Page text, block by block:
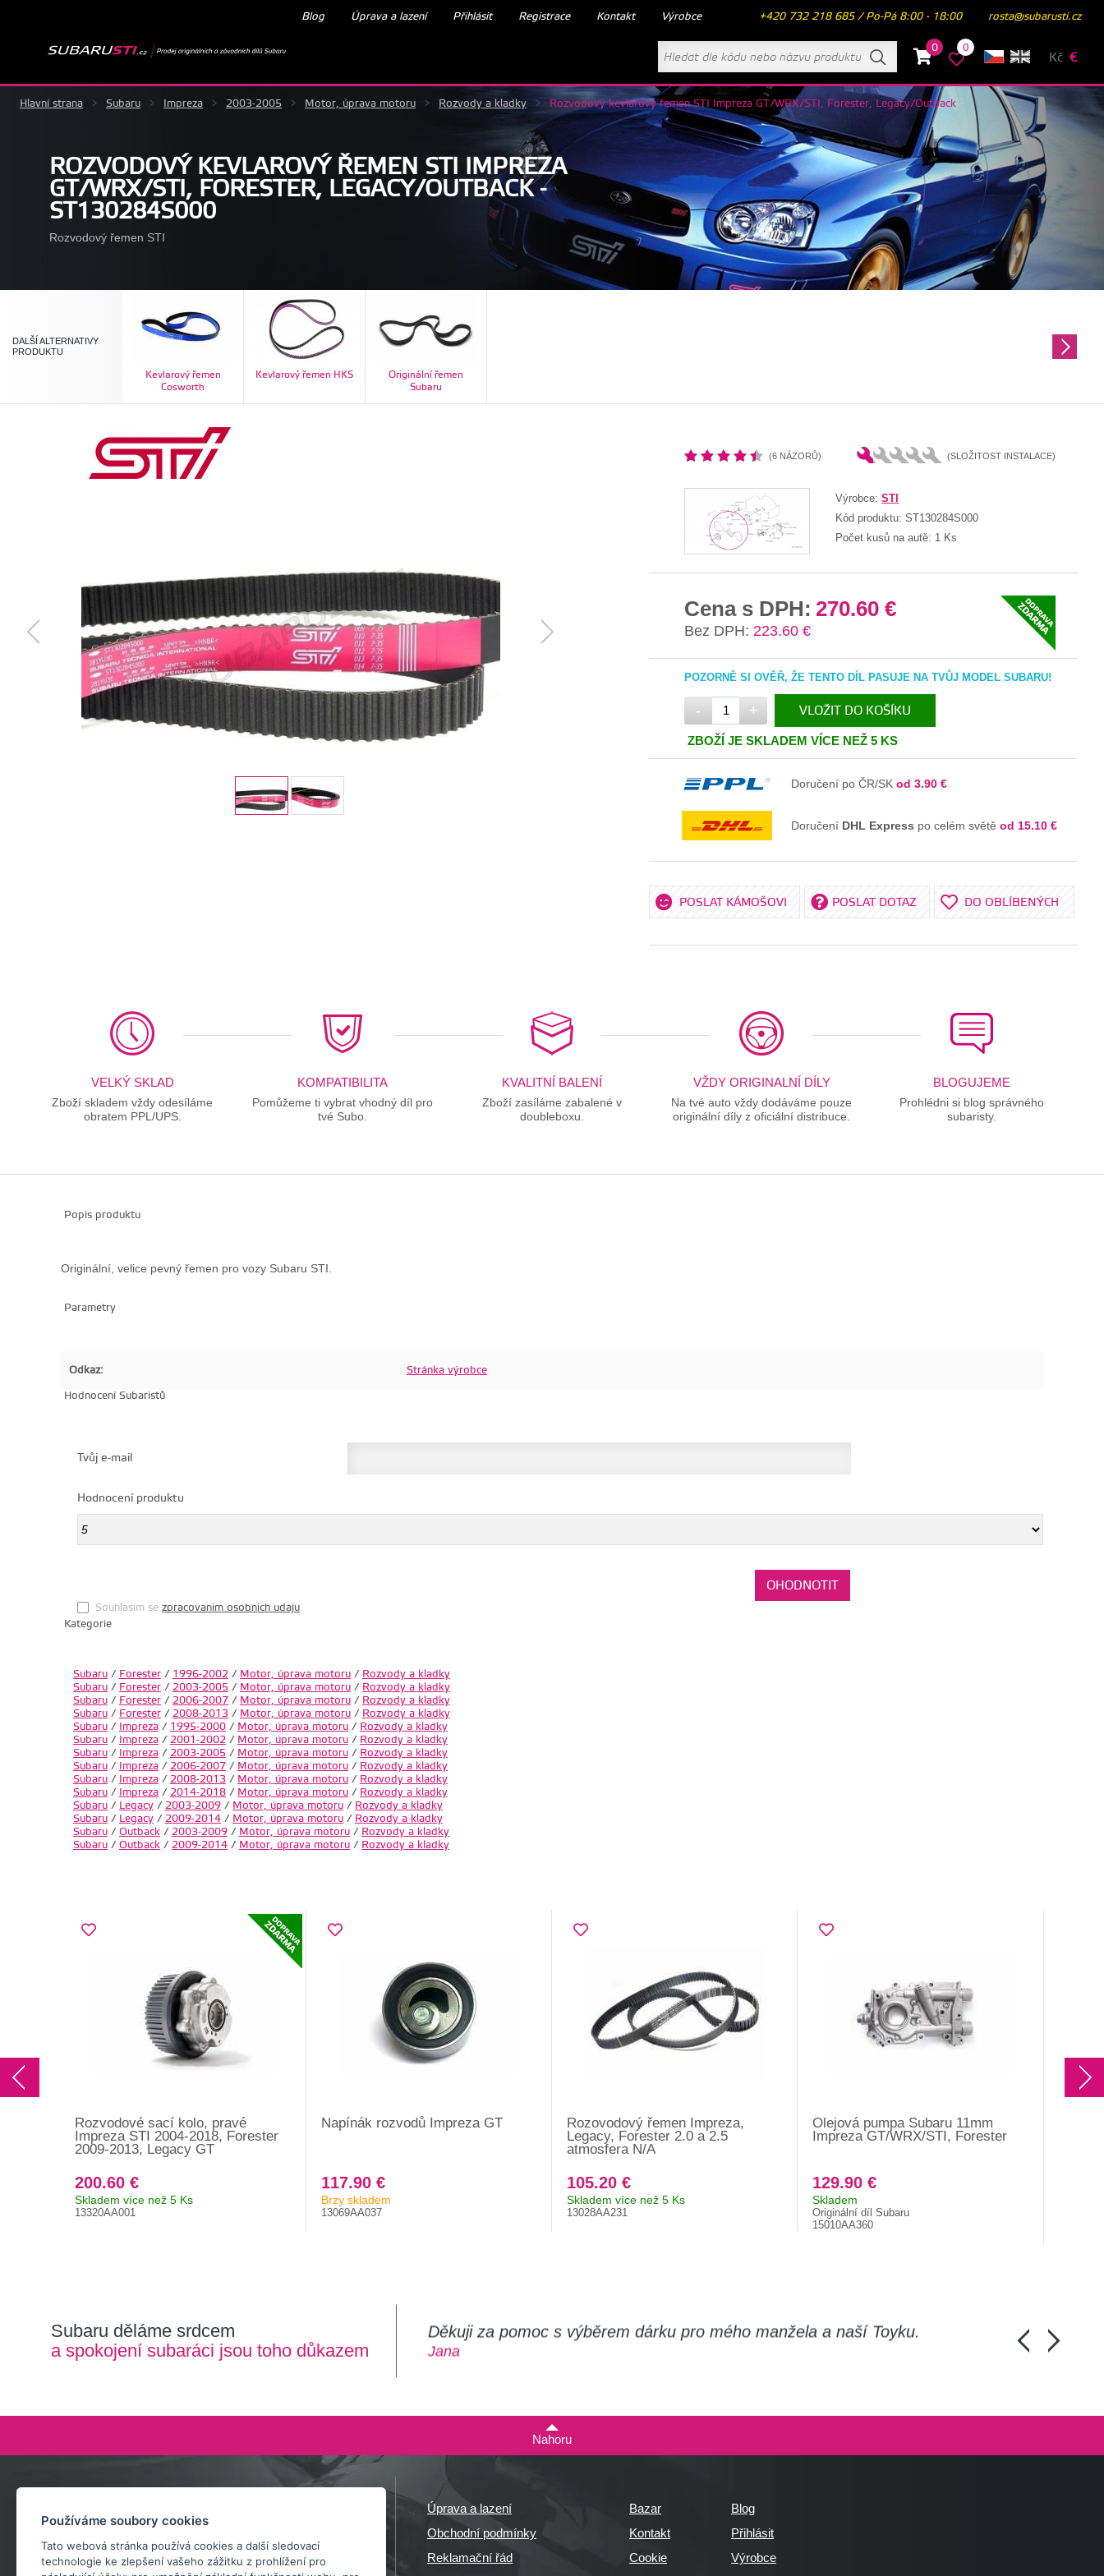
Používáme soubory cookies
Tato webová stránka používá cookies a další sledovací
technologie ke zlepšení vašeho zážitku z prohlížení pro
Blog Úprava a lazení Přihlásit Registrace Kontakt Výrobce +420 732 218 685 / Po-Pá 8:00 - 18:00 rosta@subarusti.cz
0 0
Kč €
Hlavní strana > Subaru > Impreza > 2003-2005 > Motor, úprava motoru > Rozvody a kladky > Rozvodový kevlarový řemen STI Impreza GT/WRX/STI, Forester, Legacy/Outback
ROZVODOVÝ KEVLAROVÝ ŘEMEN STI IMPREZA
GT/WRX/STI, FORESTER, LEGACY/OUTBACK -
ST130284S000
Rozvodový řemen STI
DALŠÍ ALTERNATIVY
PRODUKTU
Kevlarový řemen
Cosworth
Kevlarový řemen HKS
Originální řemen
Subaru
(6 NÁZORŮ) (SLOŽITOST INSTALACE)
Výrobce:STI
Kód produktu:ST130284S000
Počet kusů na autě: 1 Ks
Cena s DPH: 270.60 €
Bez DPH: 223.60 €
POZORNĚ SI OVĚŘ, ŽE TENTO DÍL PASUJE NA TVŮJ MODEL SUBARU!
- + VLOŽIT DO KOŠÍKU
V KOŠÍKU
ZBOŽÍ JE SKLADEM VÍCE NEŽ 5 KS
Doručení po ČR/SK od 3.90 €
Doručení DHL Express po celém světě od 15.10 €
POSLAT KÁMOŠOVI POSLAT DOTAZ DO OBLÍBENÝCH
VELKÝ SKLAD
Zboží skladem vždy odesíláme
obratem PPL/UPS.
KOMPATIBILITA
Pomůžeme ti vybrat vhodný díl pro
tvé Subo.
KVALITNÍ BALENÍ
Zboží zasíláme zabalené v
doubleboxu.
VŽDY ORIGINALNÍ DÍLY
Na tvé auto vždy dodáváme pouze
originální díly z oficiální distribuce.
BLOGUJEME
Prohlédni si blog správného
subaristy.
Popis produktu
Originální, velice pevný řemen pro vozy Subaru STI.
Parametry
Odkaz:
Stránka výrobce
Hodnocení Subaristů
Tvůj e-mail
Hodnocení produktu
Souhlasim se zpracovanim osobnich udaju.
Kategorie
Subaru/ Forester/ 1996-2002 / Motor, úprava motoru/ Rozvody a kladky
Subaru/ Forester/ 2003-2005/ Motor, úprava motoru/ Rozvody a kladky
Subaru/ Forester/ 2006-2007/ Motor, úprava motoru/ Rozvody a kladky
Subaru/ Forester/ 2008-2013/ Motor, úprava motoru/ Rozvody a kladky
Subaru/ Impreza/ 1995-2000/ Motor, úprava motoru/ Rozvody a kladky
Subaru/ Impreza/ 2001-2002 / Motor, úprava motoru/ Rozvody a kladky
Subaru/ Impreza/ 2003-2005/ Motor, úprava motoru/ Rozvody a kladky
Subaru/ Impreza/ 2006-2007/ Motor, úprava motoru/ Rozvody a kladky
Subaru/ Impreza/ 2008-2013/ Motor, úprava motoru/ Rozvody a kladky
Subaru/ Impreza/ 2014-2018/ Motor, úprava motoru/ Rozvody a kladky
Subaru/ Legacy/ 2003-2009/ Motor, úprava motoru/ Rozvody a kladky
Subaru/ Legacy/ 2009-2014/ Motor, úprava motoru/ Rozvody a kladky
Subaru/ Outback/ 2003-2009/ Motor, úprava motoru/ Rozvody a kladky
Subaru/ Outback/ 2009-2014/ Motor, úprava motoru/ Rozvody a kladky
Rozvodové sací kolo, pravé
Impreza STI 2004-2018, Forester
2009-2013, Legacy GT
200.60 €
Skladem více než 5 Ks
13320AA001
Napínák rozvodů Impreza GT
117.90 €
Brzy skladem
13069AA037
Rozovodový řemen Impreza,
Legacy, Forester 2.0 a 2.5
atmosfera N/A
105.20 €
Skladem více než 5 Ks
13028AA231
Olejová pumpa Subaru 11mm
Impreza GT/WRX/STI, Forester
129.90 €
Skladem
Originální díl Subaru
15010AA360
Subaru děláme srdcem
a spokojení subaráci jsou toho důkazem
Děkuji za pomoc s výběrem dárku pro mého manžela a naší Toyku.
Jana
Chlapi, moc
Honza Pánka,
Nahoru
+420 732 218 685
rosta@subarusti.cz
Úprava a lazení
Obchodní podmínky
Reklamační řád
Bazar
Kontakt
Cookie
Blog
Přihlásit
Výrobce